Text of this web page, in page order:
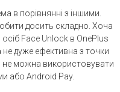
в порівнянні з іншими.
досить складно. Хоча
Face Unlock в OnePlus
дуже ефективна з точки
не можна використовувати
або Android Pay.